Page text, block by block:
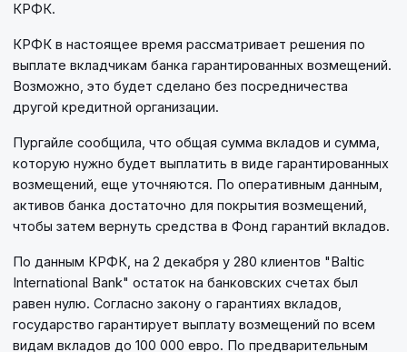
КРФК.
КРФК в настоящее время рассматривает решения по
выплате вкладчикам банка гарантированных возмещений.
Возможно, это будет сделано без посредничества
другой кредитной организации.
Пургайле сообщила, что общая сумма вкладов и сумма,
которую нужно будет выплатить в виде гарантированных
возмещений, еще уточняются. По оперативным данным,
активов банка достаточно для покрытия возмещений,
чтобы затем вернуть средства в Фонд гарантий вкладов.
По данным КРФК, на 2 декабря у 280 клиентов "Baltic
International Bank" остаток на банковских счетах был
равен нулю. Согласно закону о гарантиях вкладов,
государство гарантирует выплату возмещений по всем
видам вкладов до 100 000 евро. По предварительным